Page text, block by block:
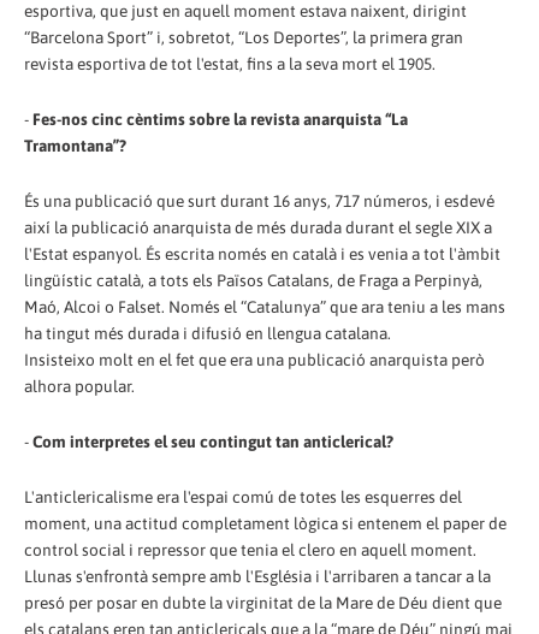
esportiva, que just en aquell moment estava naixent, dirigint
“Barcelona Sport” i, sobretot, “Los Deportes”, la primera gran
revista esportiva de tot l'estat, fins a la seva mort el 1905.
- Fes-nos cinc cèntims sobre la revista anarquista “La
Tramontana”?
És una publicació que surt durant 16 anys, 717 números, i esdevé
així la publicació anarquista de més durada durant el segle XIX a
l'Estat espanyol. És escrita només en català i es venia a tot l'àmbit
lingüístic català, a tots els Països Catalans, de Fraga a Perpinyà,
Maó, Alcoi o Falset. Només el “Catalunya” que ara teniu a les mans
ha tingut més durada i difusió en llengua catalana.
Insisteixo molt en el fet que era una publicació anarquista però
alhora popular.
-Com interpretes el seu contingut tan anticlerical?
L'anticlericalisme era l'espai comú de totes les esquerres del
moment, una actitud completament lògica si entenem el paper de
control social i repressor que tenia el clero en aquell moment.
Llunas s'enfrontà sempre amb l'Església i l'arribaren a tancar a la
presó per posar en dubte la virginitat de la Mare de Déu dient que
els catalans eren tan anticlericals que a la “mare de Déu” ningú mai